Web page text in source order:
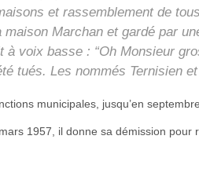
et rassemblement de
maison Marchan et gardé par
à voix basse : “Oh Monsieur
tués. Les nommés Ternisien
municipales, jusqu’en
1957, il donne sa démission